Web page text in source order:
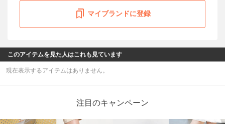
マイブランドに登録
このアイテムを見た人はこれも見ています
現在表示するアイテムはありません。
注目のキャンペーン